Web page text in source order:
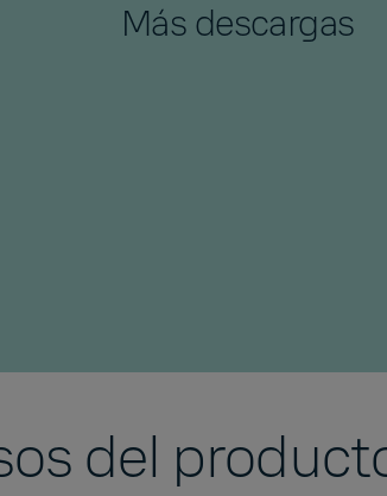
Más descargas
del